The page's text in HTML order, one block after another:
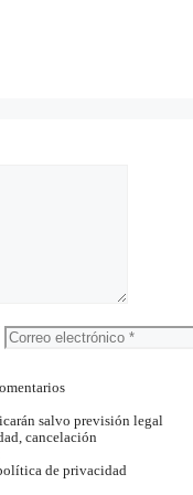
Correo
electrónico
salvo previsión legal
cancelación
de privacidad